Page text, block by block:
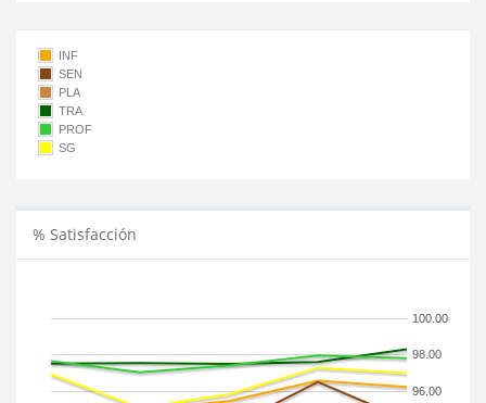
INF
SEN
PLA
TRA
PROF
SG
% Satisfacción
96.00
98.00
100.00